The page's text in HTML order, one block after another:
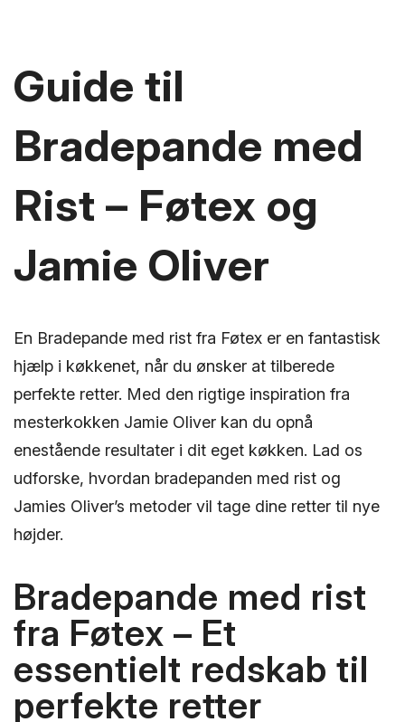
Guide til
Bradepande med
Rist – Føtex og
Jamie Oliver
En Bradepande med rist fra Føtex er en fantastisk
hjælp i køkkenet, når du ønsker at tilberede
perfekte retter. Med den rigtige inspiration fra
mesterkokken Jamie Oliver kan du opnå
enestående resultater i dit eget køkken. Lad os
udforske, hvordan bradepanden med rist og
Jamies Oliver’s metoder vil tage dine retter til nye
højder.
Bradepande med rist
fra Føtex – Et
essentielt redskab til
perfekte retter